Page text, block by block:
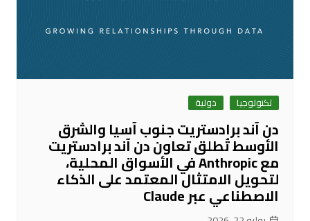
تكنولوجيا دولية
دن آند برادستريت جنوب آسيا والشرق
الأوسط تُطلق تعاون دن آند برادستريت
مع Anthropic في الأسواق المحلية،
لتحويل الامتثال المعتمد على الذكاء
الاصطناعي عبر Claude